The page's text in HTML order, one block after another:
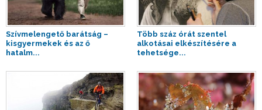
Szívmelengető barátság –
kisgyermekek és az ő
hatalm...
Több száz órát szentel
alkotásai elkészítésére a
tehetsége...